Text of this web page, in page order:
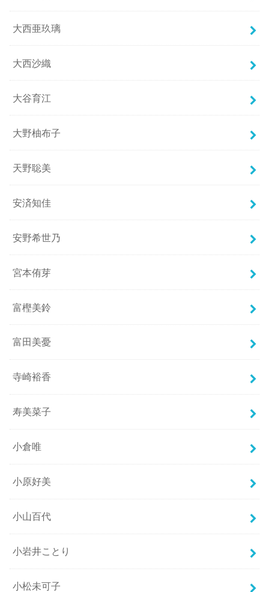
大西亜玖璃
大西沙織
大谷育江
大野柚布子
天野聡美
安済知佳
安野希世乃
宮本侑芽
富樫美鈴
富田美憂
寺崎裕香
寿美菜子
小倉唯
小原好美
小山百代
小岩井ことり
小松未可子